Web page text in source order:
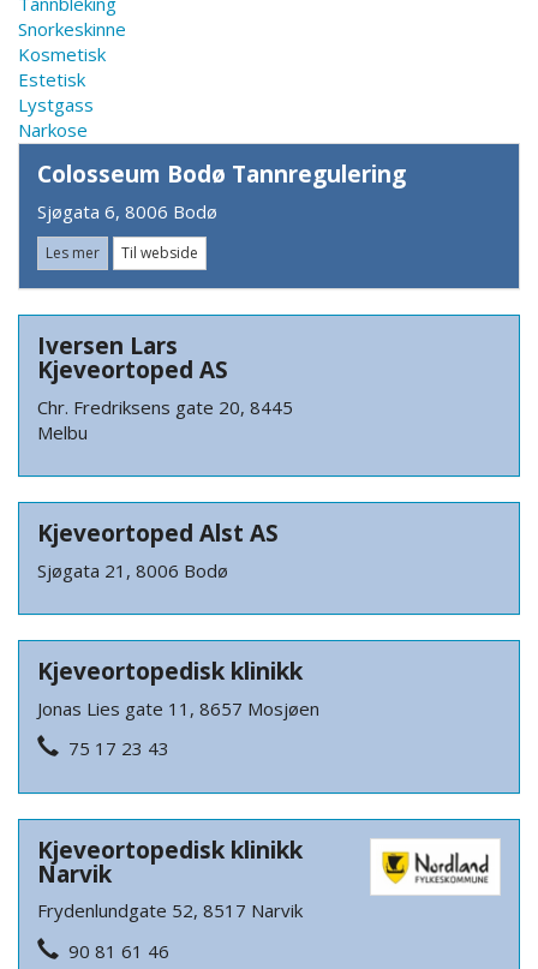
Snorkeskinne
Kosmetisk
Estetisk
Lystgass
Narkose
Colosseum Bodø Tannregulering
Sjøgata 6, 8006 Bodø
Les mer Til webside
Iversen Lars
Kjeveortoped AS
Chr. Fredriksens gate 20, 8445
Melbu
Kjeveortoped Alst AS
Sjøgata 21, 8006 Bodø
Kjeveortopedisk klinikk
Jonas Lies gate 11, 8657 Mosjøen
75 17 23 43
Kjeveortopedisk klinikk
Narvik
Frydenlundgate 52, 8517 Narvik
90 81 61 46